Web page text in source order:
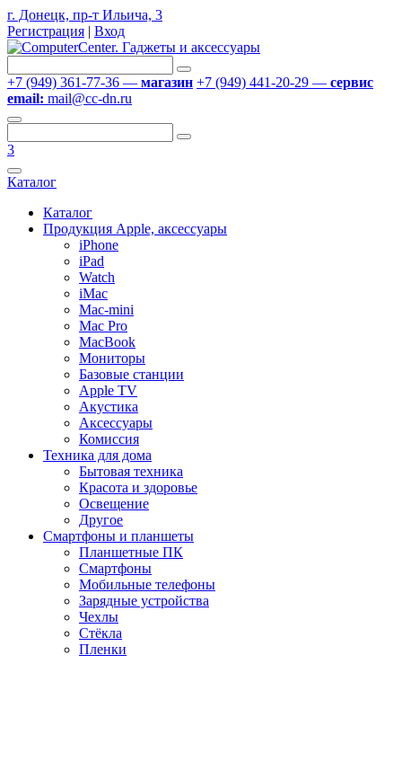
г. Донецк, пр-т Ильича, 3
Регистрация | Вход
+7 (949) 361-77-36 — магазин +7 (949) 441-20-29 — сервис
email: mail@cc-dn.ru
3
Каталог
Каталог
Продукция Apple, аксессуары
iPhone
iPad
Watch
iMac
Mac-mini
Mac Pro
MacBook
Мониторы
Базовые станции
Apple TV
Акустика
Аксессуары
Комиссия
Техника для дома
Бытовая техника
Красота и здоровье
Освещение
Другое
Смартфоны и планшеты
Планшетные ПК
Смартфоны
Мобильные телефоны
Зарядные устройства
Чехлы
Стёкла
Пленки